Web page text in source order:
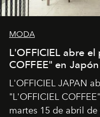
MODA
L'OFFICIEL abre
COFFEE" en Japón
L'OFFICIEL JAPAN
"L'OFFICIEL
martes 15 de abril de